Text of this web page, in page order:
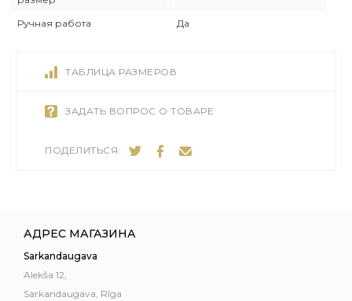
Ручная работа Да
ТАБЛИЦА РАЗМЕРОВ
ЗАДАТЬ ВОПРОС О ТОВАРЕ
ПОДЕЛИТЬСЯ:
АДРЕС МАГАЗИНА
Sarkandaugava
Alekša 12,
Sarkandaugava, Rīga